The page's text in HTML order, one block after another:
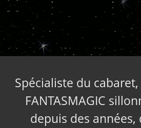
Spécialiste du
FANTASMAGIC
depuis des années,